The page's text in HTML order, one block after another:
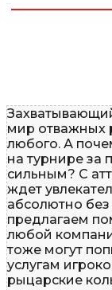
мир отважных
любого. А
на турнире за
сильным? С
ждет
абсолютно
предлагаем
любой
тоже могут
услугам
рыцарские